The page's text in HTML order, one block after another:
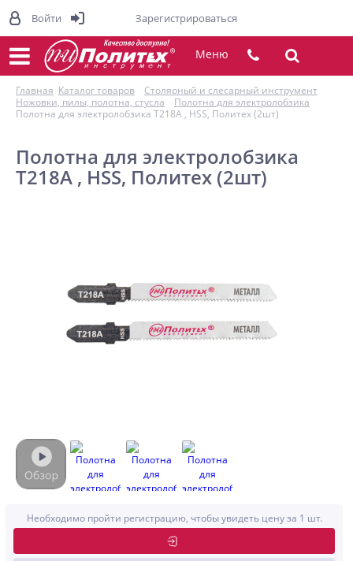
Меню
Главная Каталог товаров
Столярный и слесарный инструмент
Ножовки, пилы, полотна, стусла
Полотна для электролобзика
Полотна для электролобзика T218A , HSS, Политех (2шт)
Полотна для электролобзика
T218A , HSS, Политех (2шт)
Необходимо пройти регистрацию, чтобы увидеть цену за 1 шт.
Войти Зарегистрироваться